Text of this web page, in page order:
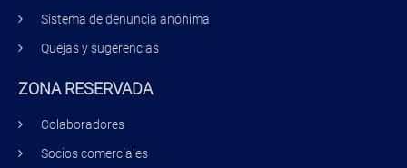
Sistema de denuncia anónima
Quejas y sugerencias
ZONA RESERVADA
Colaboradores
Socios comerciales